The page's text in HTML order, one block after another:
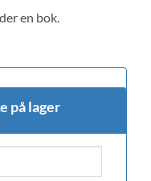
en bok.
på lager